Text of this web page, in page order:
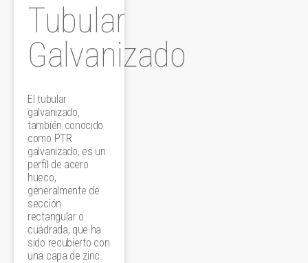
Tubular
Galvanizado
El tubular
galvanizado,
también conocido
como PTR
galvanizado, es un
perfil de acero
hueco,
generalmente de
sección
rectangular o
cuadrada, que ha
sido recubierto con
una capa de zinc.